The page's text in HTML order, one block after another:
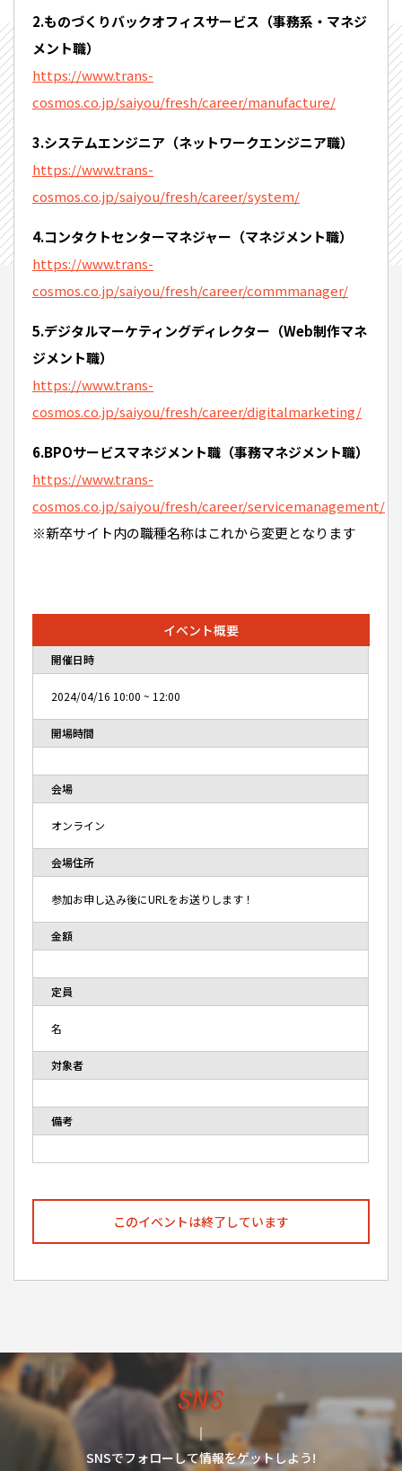
2.ものづくりバックオフィスサービス（事務系・マネジ
メント職）
https://www.trans-
cosmos.co.jp/saiyou/fresh/career/manufacture/
3.システムエンジニア（ネットワークエンジニア職）
https://www.trans-
cosmos.co.jp/saiyou/fresh/career/system/
4.コンタクトセンターマネジャー（マネジメント職）
https://www.trans-
cosmos.co.jp/saiyou/fresh/career/commmanager/
5.デジタルマーケティングディレクター（Web制作マネ
ジメント職）
https://www.trans-
cosmos.co.jp/saiyou/fresh/career/digitalmarketing/
6.BPOサービスマネジメント職（事務マネジメント職）
https://www.trans-
cosmos.co.jp/saiyou/fresh/career/servicemanagement/
※新卒サイト内の職種名称はこれから変更となります
イベント概要
開催日時
2024/04/16 10:00 ~ 12:00
開場時間
会場
オンライン
会場住所
参加お申し込み後にURLをお送りします！
金額
定員
名
対象者
備考
このイベントは終了しています
SNS
SNSでフォローして情報をゲットしよう!